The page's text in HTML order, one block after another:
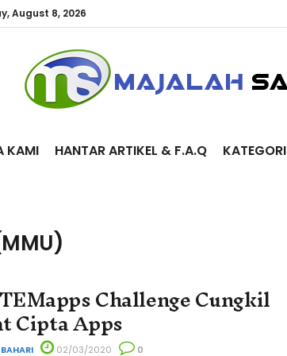
August 8, 2026
KAMI HANTAR ARTIKEL & F.A.Q KATEGORI
Challenge Cungkil
Cipta Apps
02/03/2020 0